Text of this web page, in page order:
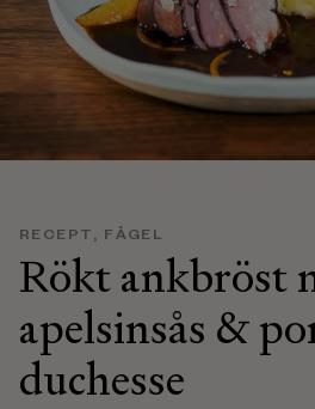
RECEPT , FÅGEL
Rökt ankbröst
apelsinsås &
duchesse